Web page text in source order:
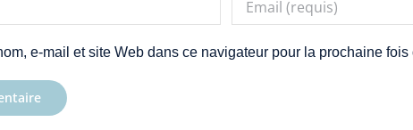
e-mail et site Web dans ce navigateur pour la prochaine